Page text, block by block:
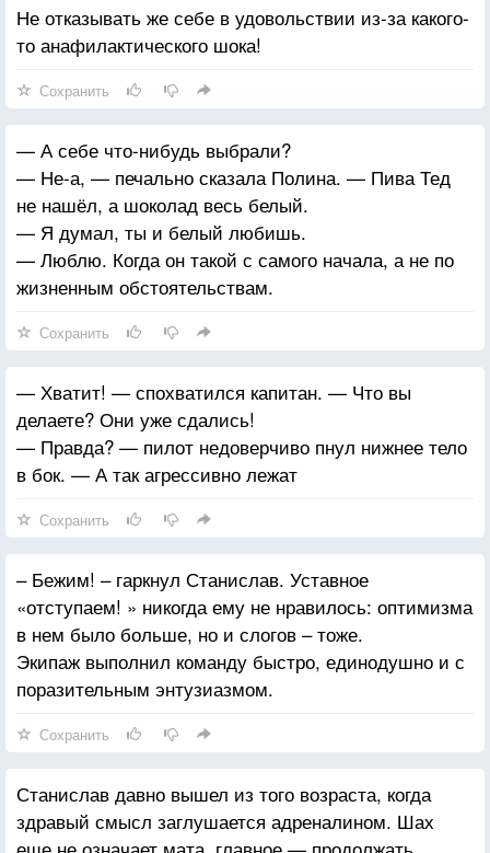
Не отказывать же себе в удовольствии из-за какого-
то анафилактического шока!
Сохранить
— А себе что-нибудь выбрали?
— Не-а, — печально сказала Полина. — Пива Тед
не нашёл, а шоколад весь белый.
— Я думал, ты и белый любишь.
— Люблю. Когда он такой с самого начала, а не по
жизненным обстоятельствам.
Сохранить
— Хватит! — спохватился капитан. — Что вы
делаете? Они уже сдались!
— Правда? — пилот недоверчиво пнул нижнее тело
в бок. — А так агрессивно лежат
Сохранить
– Бежим! – гаркнул Станислав. Уставное
«отступаем! » никогда ему не нравилось: оптимизма
в нем было больше, но и слогов – тоже.
Экипаж выполнил команду быстро, единодушно и с
поразительным энтузиазмом.
Сохранить
Станислав давно вышел из того возраста, когда
здравый смысл заглушается адреналином. Шах